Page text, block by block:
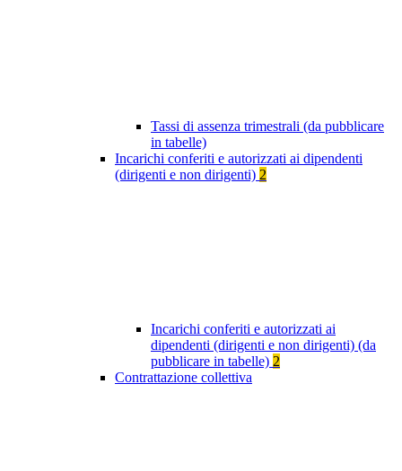
Tassi di assenza trimestrali (da pubblicare
in tabelle)
Incarichi conferiti e autorizzati ai dipendenti
(dirigenti e non dirigenti) 2
Incarichi conferiti e autorizzati ai
dipendenti (dirigenti e non dirigenti) (da
pubblicare in tabelle) 2
Contrattazione collettiva